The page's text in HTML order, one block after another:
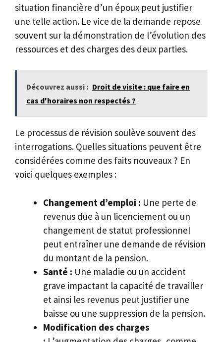
situation financière d’un époux peut justifier
une telle action. Le vice de la demande repose
souvent sur la démonstration de l’évolution des
ressources et des charges des deux parties.
Découvrez aussi : Droit de visite : que faire en
cas d'horaires non respectés ?
Le processus de révision soulève souvent des
interrogations. Quelles situations peuvent être
considérées comme des faits nouveaux ? En
voici quelques exemples :
Changement d’emploi : Une perte de
revenus due à un licenciement ou un
changement de statut professionnel
peut entraîner une demande de révision
du montant de la pension.
Santé : Une maladie ou un accident
grave impactant la capacité de travailler
et ainsi les revenus peut justifier une
baisse ou une suppression de la pension.
Modification des charges